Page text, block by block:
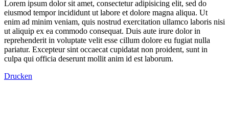
Lorem ipsum dolor sit amet, consectetur adipisicing elit, sed do
eiusmod tempor incididunt ut labore et dolore magna aliqua. Ut
enim ad minim veniam, quis nostrud exercitation ullamco laboris nisi
ut aliquip ex ea commodo consequat. Duis aute irure dolor in
reprehenderit in voluptate velit esse cillum dolore eu fugiat nulla
pariatur. Excepteur sint occaecat cupidatat non proident, sunt in
culpa qui officia deserunt mollit anim id est laborum.
Drucken